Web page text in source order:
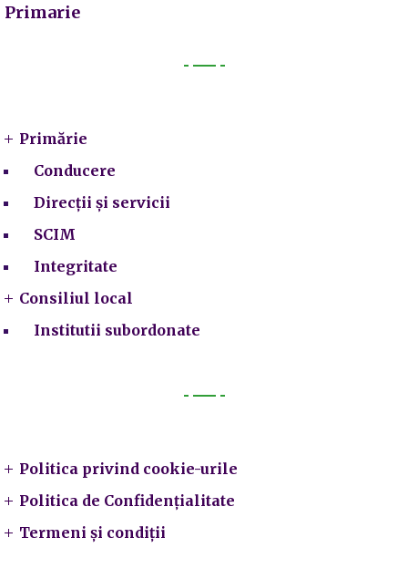
Primarie
Primărie
Conducere
Direcții și servicii
SCIM
Integritate
Consiliul local
Institutii subordonate
Politica privind cookie-urile
Politica de Confidențialitate
Termeni și condiții